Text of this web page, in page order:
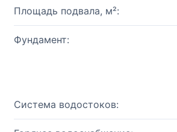
Площадь подвала, м²:
Фундамент:
Система водостоков: